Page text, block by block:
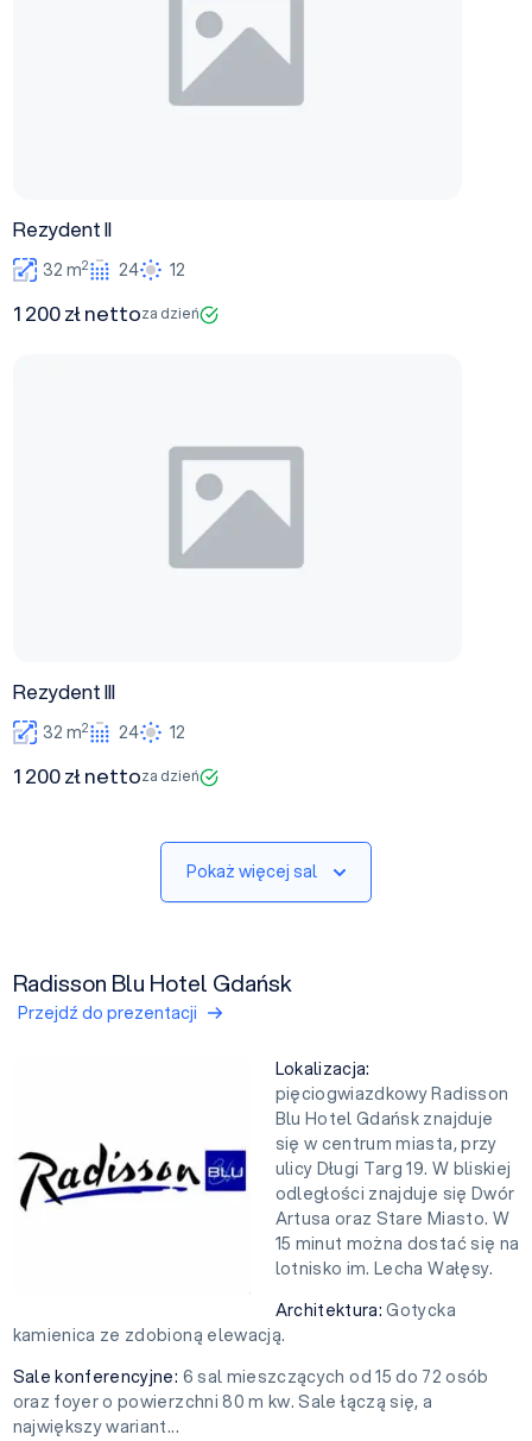
Rezydent II
32 m2 24 12
1 200 zł nettoza dzień
Rezydent III
32 m2 24 12
1 200 zł nettoza dzień
Pokaż więcej sal
Radisson Blu Hotel Gdańsk
Przejdź do prezentacji
Lokalizacja:
pięciogwiazdkowy Radisson
Blu Hotel Gdańsk znajduje
się w centrum miasta, przy
ulicy Długi Targ 19. W bliskiej
odległości znajduje się Dwór
Artusa oraz Stare Miasto. W
15 minut można dostać się na
lotnisko im. Lecha Wałęsy.
Architektura:Gotycka
kamienica ze zdobioną elewacją.
Sale konferencyjne: 6 sal mieszczących od 15 do 72 osób
oraz foyer o powierzchni 80 m kw. Sale łączą się, a
największy wariant...